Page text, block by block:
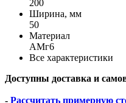
200
Ширина, мм
50
Материал
АМг6
Все характеристики
Доступны доставка и
- Рассчитать примерную